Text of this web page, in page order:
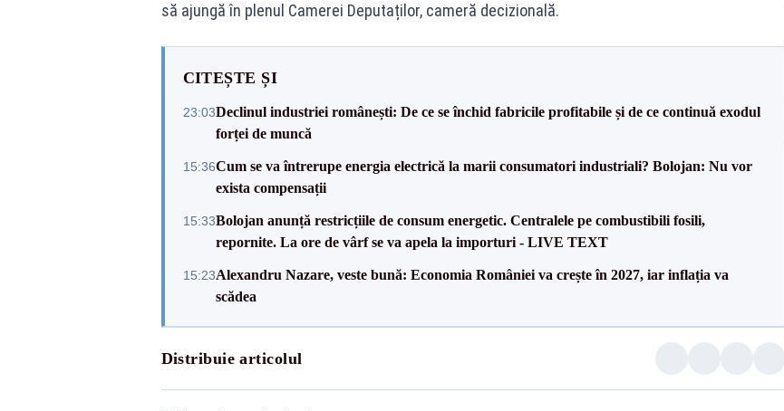
să ajungă în plenul Camerei Deputaților, cameră decizională.
CITEȘTE ȘI
23:03Declinul industriei românești: De ce se închid fabricile profitabile și de ce continuă exodul
forței de muncă
15:36Cum se va întrerupe energia electrică la marii consumatori industriali? Bolojan: Nu vor
exista compensații
15:33Bolojan anunță restricțiile de consum energetic. Centralele pe combustibili fosili,
repornite. La ore de vârf se va apela la importuri - LIVE TEXT
15:23Alexandru Nazare, veste bună: Economia României va crește în 2027, iar inflația va
scădea
Distribuie articolul